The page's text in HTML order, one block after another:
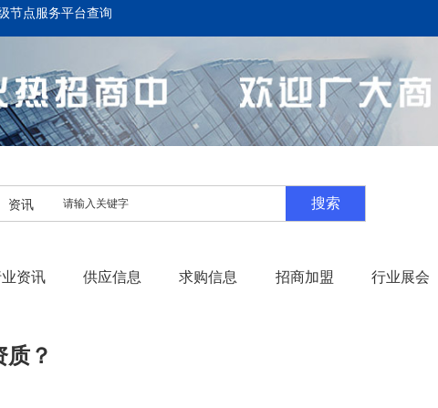
节点服务平台查询
资讯 搜索
资讯 供应信息 求购信息 招商加盟 行业展会
？